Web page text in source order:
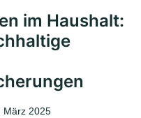
im Haushalt:
März 2025